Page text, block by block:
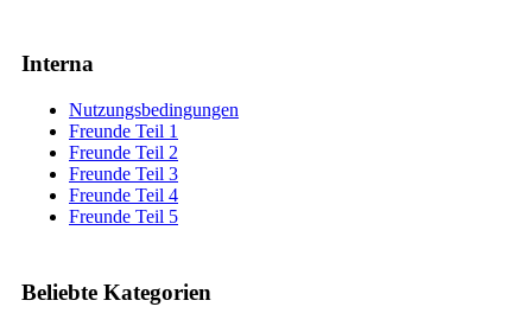
Beliebte Kategorien
Interna
Nutzungsbedingungen
Freunde Teil 1
Freunde Teil 2
Freunde Teil 3
Freunde Teil 4
Freunde Teil 5